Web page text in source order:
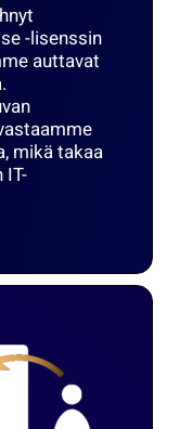
-lisenssin
auttavat
mikä takaa